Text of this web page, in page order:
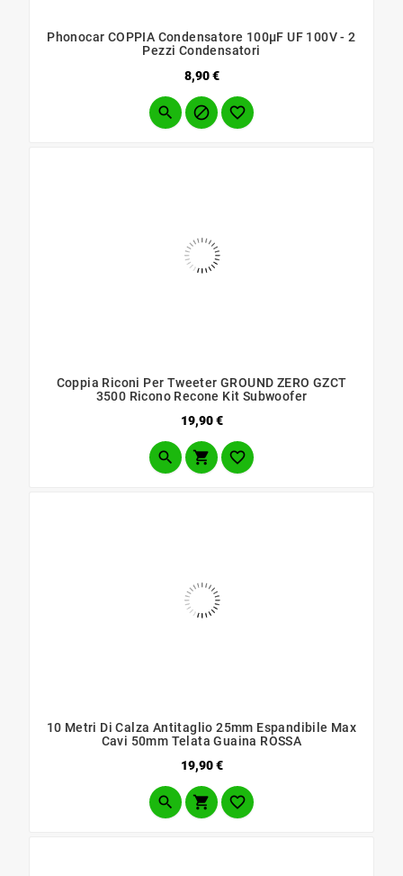
Phonocar COPPIA Condensatore 100µF UF 100V - 2
Pezzi Condensatori
8,90 €Prezzo
  
Coppia Riconi Per Tweeter GROUND ZERO GZCT
3500 Ricono Recone Kit Subwoofer
19,90 €Prezzo
  
10 Metri Di Calza Antitaglio 25mm Espandibile Max
Cavi 50mm Telata Guaina ROSSA
19,90 €Prezzo
  